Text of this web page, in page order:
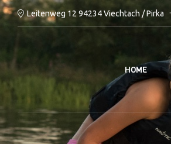
Leitenweg 12 94234 Viechtach / Pirka
HOME